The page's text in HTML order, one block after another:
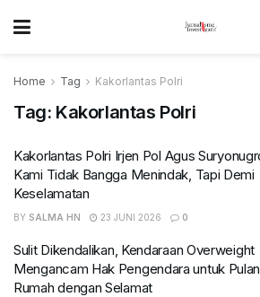
Home Tag Kakorlantas Polri
Tag: Kakorlantas Polri
Kakorlantas Polri Irjen Pol Agus
Kami Tidak Bangga Menindak, Tapi Demi
Keselamatan
BY SALMA HN 23 JUNI 2026 0
Sulit Dikendalikan, Kendaraan Overweight
Mengancam Hak Pengendara untuk
Rumah dengan Selamat